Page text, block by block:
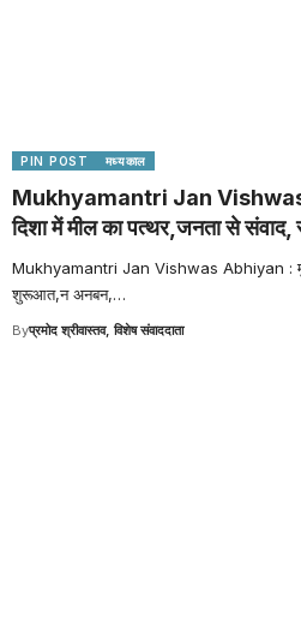
PIN POST मध्यकाल
Mukhyamantri Jan
दिशा में मील का पत्थर,जनता से
Mukhyamantri Jan Vishwas Abhiyan :
शुरूआत,न अनबन,…
Byप्रमोद श्रीवास्तव, विशेष संवाददाता